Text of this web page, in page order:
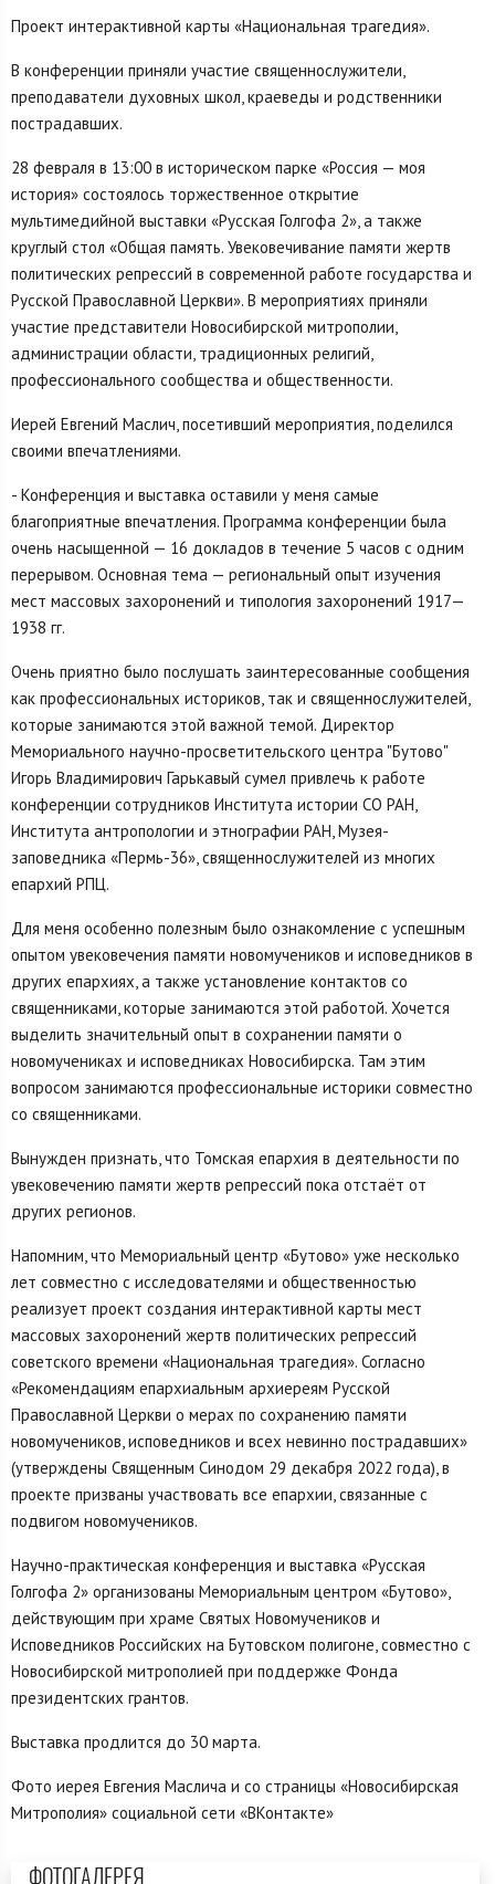
Проект интерактивной карты «Национальная трагедия».
В конференции приняли участие священнослужители,
преподаватели духовных школ, краеведы и родственники
пострадавших.
28 февраля в 13:00 в историческом парке «Россия — моя
история» состоялось торжественное открытие
мультимедийной выставки «Русская Голгофа 2», а также
круглый стол «Общая память. Увековечивание памяти жертв
политических репрессий в современной работе государства и
Русской Православной Церкви». В мероприятиях приняли
участие представители Новосибирской митрополии,
администрации области, традиционных религий,
профессионального сообщества и общественности.
Иерей Евгений Маслич, посетивший мероприятия, поделился
своими впечатлениями.
- Конференция и выставка оставили у меня самые
благоприятные впечатления. Программа конференции была
очень насыщенной — 16 докладов в течение 5 часов с одним
перерывом. Основная тема — региональный опыт изучения
мест массовых захоронений и типология захоронений 1917—
1938 гг.
Очень приятно было послушать заинтересованные сообщения
как профессиональных историков, так и священнослужителей,
которые занимаются этой важной темой. Директор
Мемориального научно-просветительского центра "Бутово"
Игорь Владимирович Гарькавый сумел привлечь к работе
конференции сотрудников Института истории СО РАН,
Института антропологии и этнографии РАН, Музея-
заповедника «Пермь-36», священнослужителей из многих
епархий РПЦ.
Для меня особенно полезным было ознакомление с успешным
опытом увековечения памяти новомучеников и исповедников в
других епархиях, а также установление контактов со
священниками, которые занимаются этой работой. Хочется
выделить значительный опыт в сохранении памяти о
новомучениках и исповедниках Новосибирска. Там этим
вопросом занимаются профессиональные историки совместно
со священниками.
Вынужден признать, что Томская епархия в деятельности по
увековечению памяти жертв репрессий пока отстаёт от
других регионов.
Напомним, что Мемориальный центр «Бутово» уже несколько
лет совместно с исследователями и общественностью
реализует проект создания интерактивной карты мест
массовых захоронений жертв политических репрессий
советского времени «Национальная трагедия». Согласно
«Рекомендациям епархиальным архиереям Русской
Православной Церкви о мерах по сохранению памяти
новомучеников, исповедников и всех невинно пострадавших»
(утверждены Священным Синодом 29 декабря 2022 года), в
проекте призваны участвовать все епархии, связанные с
подвигом новомучеников.
Научно-практическая конференция и выставка «Русская
Голгофа 2» организованы Мемориальным центром «Бутово»,
действующим при храме Святых Новомучеников и
Исповедников Российских на Бутовском полигоне, совместно с
Новосибирской митрополией при поддержке Фонда
президентских грантов.
Выставка продлится до 30 марта.
Фото иерея Евгения Маслича и со страницы «Новосибирская
Митрополия» социальной сети «ВКонтакте»
ФОТОГАЛЕРЕЯ